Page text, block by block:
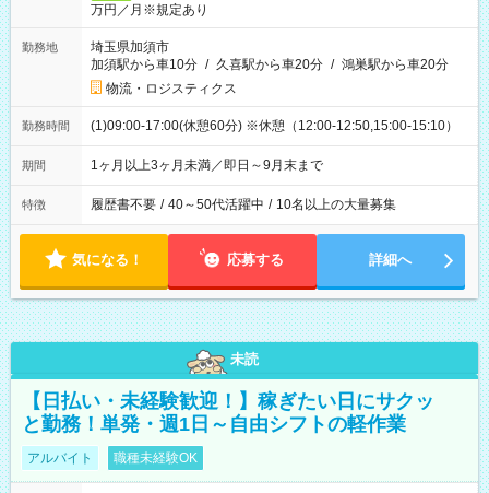
万円／月※規定あり
勤務地
埼玉県加須市
加須駅から車10分 / 久喜駅から車20分 / 鴻巣駅から車20分
物流・ロジスティクス
勤務時間 (1)09:00-17:00(休憩60分) ※休憩（12:00-12:50,15:00-15:10）
期間 1ヶ月以上3ヶ月未満／即日～9月末まで
特徴 履歴書不要 / 40～50代活躍中 / 10名以上の大量募集
気になる！ 応募する 詳細へ
未読
【日払い・未経験歓迎！】稼ぎたい日にサクッ
と勤務！単発・週1日～自由シフトの軽作業
アルバイト 職種未経験OK